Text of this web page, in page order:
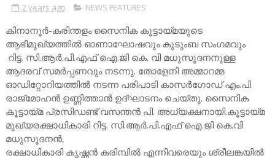
2 years ago NEWS FEATURES
കിനാനൂർ-കരിന്തളം സൈനിക കൂട്ടായ്മയുടെ
ആഭിമുഖ്യത്തിൽ ഓണാഘോഷവും കുടുംബ സംഗമവും
റിട്ട. സി.ആർ.പി.എഫ് ഐ.ജി കെ. വി മധുസൂദനനുള്ള
ആദരവ് സമർപ്പണവും നടന്നു. തോളേനി അമ്മാറമ്മ
ഓഡിറ്റോറിയത്തിൽ നടന്ന പരിപാടി കാസർഗോഡ് എം.പി
രാജ്മോഹൻ ഉണ്ണിത്താൻ ഉദ്ഘാടനം ചെയ്തു. സൈനിക
കൂട്ടായ്മ പ്രസിഡണ്ട് വസന്തൻ പി. അധ്യക്ഷനായി.കൂട്ടായ്മ
മുഖ്യരക്ഷാധികാരി റിട്ട. സി.ആർ.പി.എഫ് ഐ.ജി കെ.വി
മധുസൂദനൻ,
രക്ഷാധികാരി കൃഷ്ണൻ കരിമ്പിൽ എന്നിവരെയും ശ്രീലങ്കയിൽ